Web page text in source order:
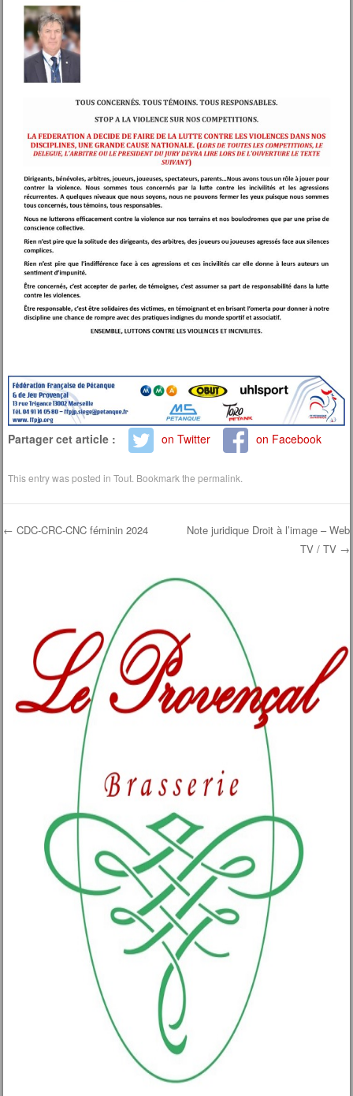
Partager cet article : on Twitter on Facebook
This entry was posted inTout . Bookmark thepermalink
← CDC-CRC-CNC féminin 2024
Note juridique Droit à l’image – Web
TV / TV →